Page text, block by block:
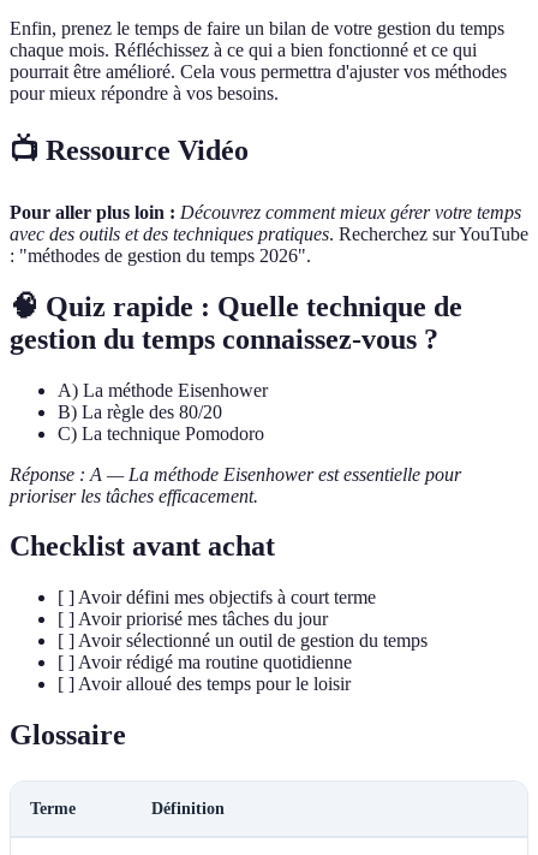
Enfin, prenez le temps de faire un bilan de votre gestion du temps
chaque mois. Réfléchissez à ce qui a bien fonctionné et ce qui
pourrait être amélioré. Cela vous permettra d'ajuster vos méthodes
pour mieux répondre à vos besoins.
📺 Ressource Vidéo
Pour aller plus loin : Découvrez comment mieux gérer votre temps
avec des outils et des techniques pratiques. Recherchez sur YouTube
: "méthodes de gestion du temps 2026".
🧠 Quiz rapide : Quelle technique de
gestion du temps connaissez-vous ?
A) La méthode Eisenhower
B) La règle des 80/20
C) La technique Pomodoro
Réponse : A — La méthode Eisenhower est essentielle pour
prioriser les tâches efficacement.
Checklist avant achat
[ ] Avoir défini mes objectifs à court terme
[ ] Avoir priorisé mes tâches du jour
[ ] Avoir sélectionné un outil de gestion du temps
[ ] Avoir rédigé ma routine quotidienne
[ ] Avoir alloué des temps pour le loisir
Glossaire
Terme Définition